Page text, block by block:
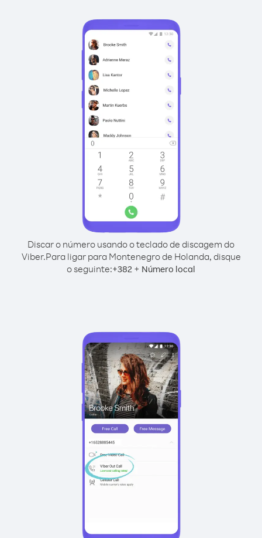
Discar o número usando o teclado de discagem do
Viber.Para ligar para Montenegro de Holanda, disque
o seguinte:+382 + Número local